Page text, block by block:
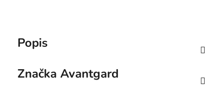
Popis
Značka Avantgard